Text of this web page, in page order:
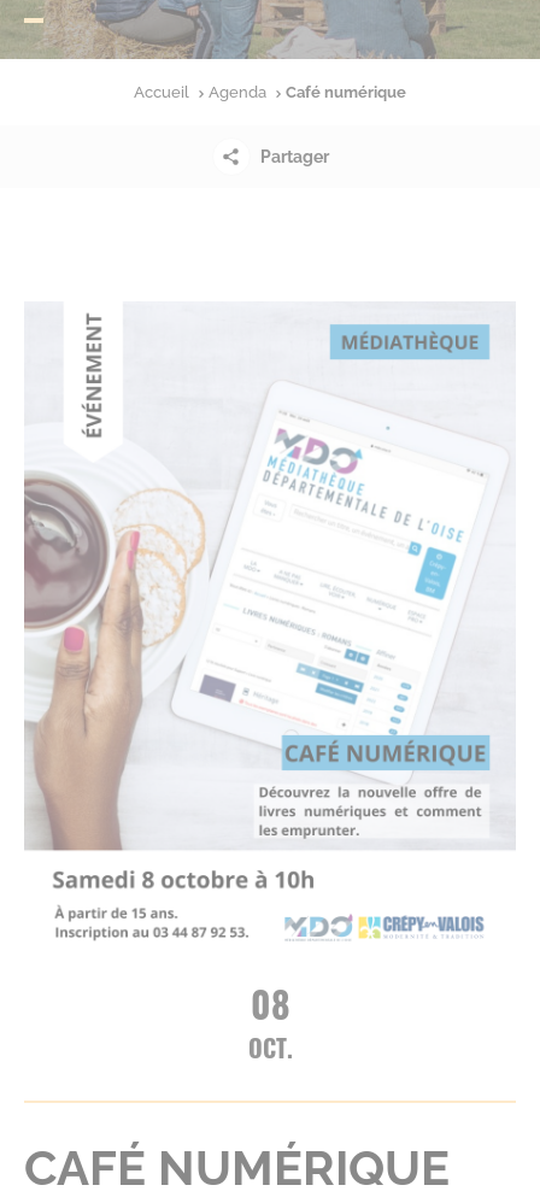
Accueil Agenda Café numérique
Partager
08
OCT.
CAFÉ NUMÉRIQUE